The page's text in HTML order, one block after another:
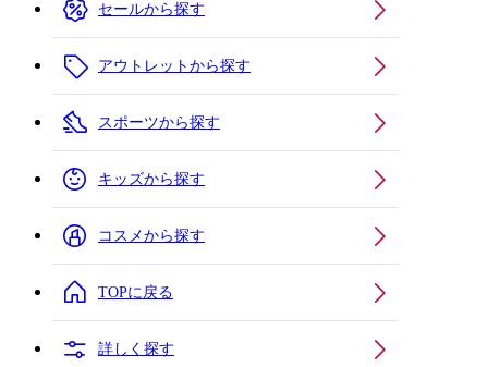
セールから探す
アウトレットから探す
スポーツから探す
キッズから探す
コスメから探す
TOPに戻る
詳しく探す